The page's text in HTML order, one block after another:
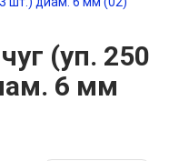
(уп. 250
6 мм